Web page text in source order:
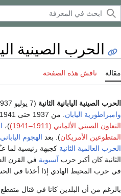
الحرب الصينية
مقالة ناقش هذه الصفحة
الحرب الصينية اليابانية الثانية (7 يوليو 1937 – 9 سبتمبر 1945)، كانت
وامبراطورية اليابان . من 1937 حتى 1941، حاربت الصين اليابان ببعض المساعدة الاقتصادية من
التعاون الصيني الألماني (1911–1941)
)،
المتطوعين الأمريكان). بعد الهجوم
الحرب العالمية الثانية كجبهة رئيسية لما
الثانية كان أكبر حرب آسيوية في القرن
في حرب المحيط الهادي إذا أخذنا في الحسبان
بالرغم من أن البلدين كانا في قتال متقطع منذ 1931،